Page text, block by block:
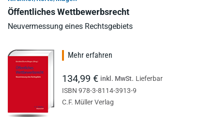
Öffentliches Wettbewerbsrecht
Neuvermessung eines Rechtsgebiets
Mehr erfahren
134,99 € inkl. MwSt. Lieferbar
ISBN 978-3-8114-3913-9
C.F. Müller Verlag